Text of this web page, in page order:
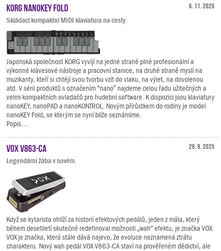
6. 11. 2025
KORG nanoKEY Fold
Skládací kompaktní MIDI klaviatura na cesty.
Japonská společnost KORG vyvíjí na jedné straně plně profesionální a
výkonné klávesové nástroje a pracovní stanice, na druhé straně myslí na
muzikanty, kteří si chtějí svou tvorbu vzít do vlaku, na výlet, na dovolenou
atd. V sérii produktů s označením “nano” najdeme celou řadu užitečných a
velmi kompaktních ovladačů pro hudební software. K dispozici jsou klaviatury
nanoKEY, nanoPAD a nanoKONTROL. Novým přírůstkem do rodiny je model
nanoKEY Fold, se kterým se nyní blíže seznámíme.
Popis....
28. 9. 2025
VOX V863-CA
Legendární žába v novém.
Když se kytarista ohlíží za historií efektových pedálů, jeden z mála, který
během desetiletí skutečně redefinoval možnosti „wah“ efektu, je značka VOX.
VOX je značka, která stále dává najevo, že evoluce neznamená ztrátu
charakteru. Nový wah pedál VOX V863-CA staví na prověřeném dědictví, ale